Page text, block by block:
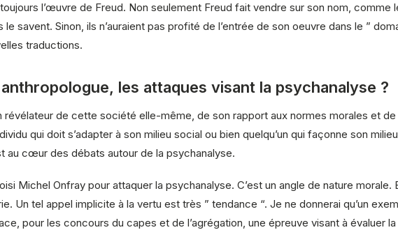
l’œuvre de Freud. Non seulement Freud fait vendre sur son nom, comme
savent. Sinon, ils n’auraient pas profité de l’entrée de son oeuvre dans le ”
traductions.
les attaques visant la psychanalyse ?
de cette société elle-même, de son rapport aux normes morales et de
qui doit s’adapter à son milieu social ou bien quelqu’un qui façonne son
au cœur des débats autour de la psychanalyse.
Michel Onfray pour attaquer la psychanalyse. C’est un angle de nature morale.
Un tel appel implicite à la vertu est très ” tendance “. Je ne donnerai qu’un
pour les concours du capes et de l’agrégation, une épreuve visant à évaluer la